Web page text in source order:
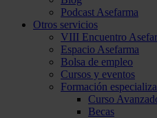
Podcast Asefarma
Otros servicios
VIII Encuentro
Espacio Asefarma
Bolsa de empleo
Cursos y eventos
Formación
Curso
Becas